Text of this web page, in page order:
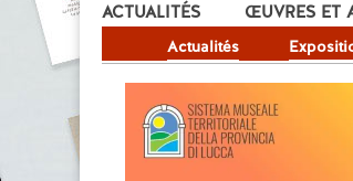
ACTUALITÉS
Actualités
ŒUVRES ET